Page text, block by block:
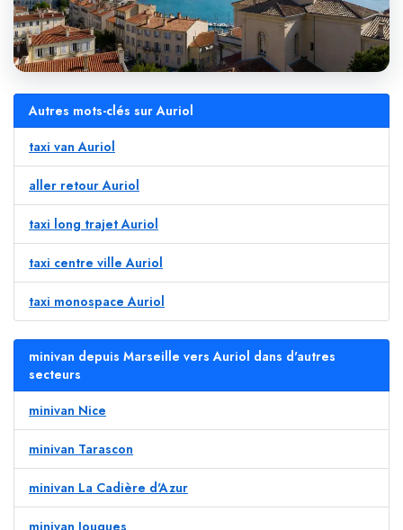
Autres mots-clés sur Auriol
taxi van Auriol
aller retour Auriol
taxi long trajet Auriol
taxi centre ville Auriol
taxi monospace Auriol
minivan depuis Marseille vers Auriol dans d'autres
secteurs
minivan Nice
minivan Tarascon
minivan La Cadière d'Azur